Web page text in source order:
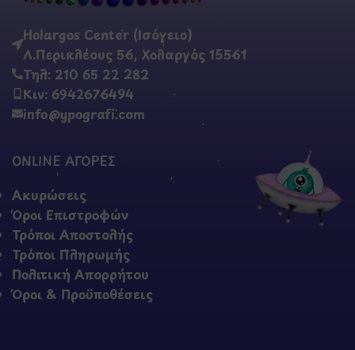
Holargos Center (Ισόγειο)
Λ.Περικλέους 56, Χολαργός 15561
Τηλ: 210 65 22 282
Κιν: 6942676494
info@ypografi.com
ONLINE ΑΓΟΡΕΣ
Ακυρώσεις
Όροι Επιστροφών
Τρόποι Αποστολής
Τρόποι Πληρωμής
Πολιτική Απορρήτου
Όροι & Προϋποθέσεις